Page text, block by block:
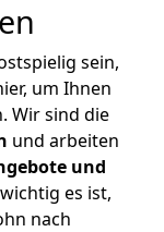
sein,
um Ihnen
Wir sind die
und arbeiten
und
es ist,
nach